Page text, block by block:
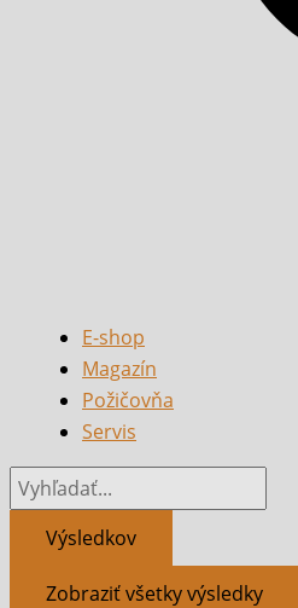
E-shop
Magazín
Požičovňa
Servis
Výsledkov
Zobraziť všetky výsledky